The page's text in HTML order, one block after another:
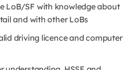
LoB/SF with knowledge about
and with other LoBs
driving licence and computer